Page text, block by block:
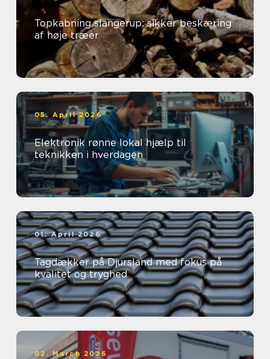
Topkabning slangerup: sikker beskæring
af høje træer
05. April 2026
Elektronik rønne lokal hjælp til
teknikken i hverdagen
01. April 2026
Tagdækker på Djursland med fokus på
kvalitet og tryghed
02. March 2026